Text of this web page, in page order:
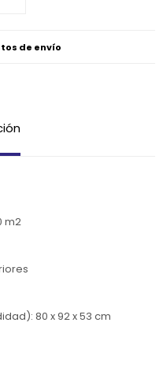
de envío
m2
80 x 92 x 53 cm